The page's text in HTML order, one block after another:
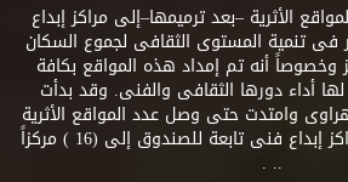
الأثرية –بعد ترميمها–إلى مراكز إبداع
فى تنمية المستوى الثقافى لجموع السكان
وخصوصاً أنه تم إمداد هذه المواقع بكافة
أداء دورها الثقافى والفنى. وقد بدأت
1996 ببيت الهراوى وامتدت حتى وصل عدد المواقع الأثرية
التى تم تحويلها إلى مراكز إبداع فنى تابعة للصندوق إلى (16 ) مركزاً
.. .